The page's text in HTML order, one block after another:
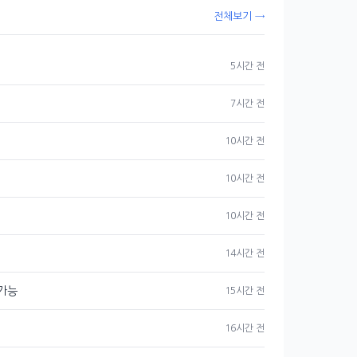
전체보기 →
5시간 전
7시간 전
10시간 전
10시간 전
10시간 전
14시간 전
능 15시간 전
16시간 전